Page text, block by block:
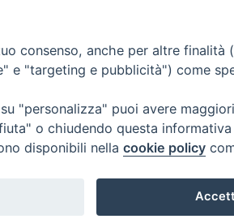
consenso, anche per altre finalità
e "targeting e pubblicità") come
"personalizza" puoi avere
o chiudendo questa
disponibili nella cookie policy